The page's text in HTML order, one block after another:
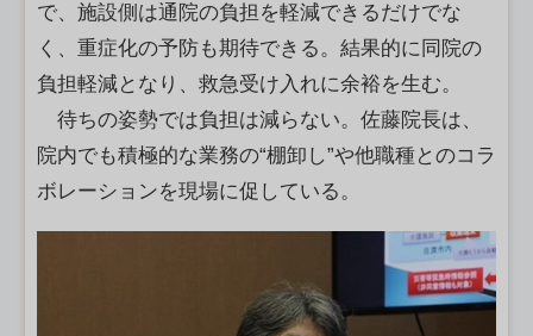
で、施設側は通院の負担を軽減できるだけでな
く、重症化の予防も期待できる。結果的に同院の
負担軽減となり、救急受け入れに余裕を生む。
待ちの姿勢では負担は減らない。佐藤院長は、
院内でも積極的な業務の“棚卸し”や他職種とのコラ
ボレーションを現場に促している。